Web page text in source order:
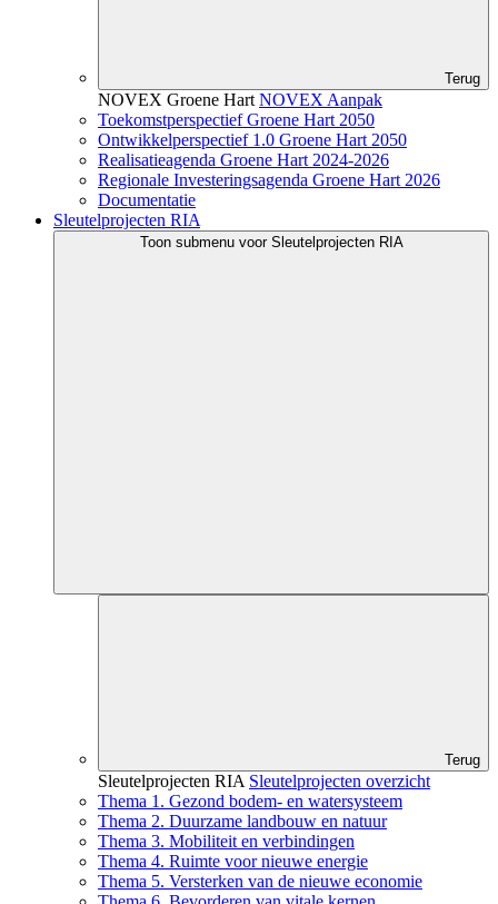
Terug
NOVEX Groene Hart NOVEX Aanpak
Toekomstperspectief Groene Hart 2050
Ontwikkelperspectief 1.0 Groene Hart 2050
Realisatieagenda Groene Hart 2024-2026
Regionale Investeringsagenda Groene Hart 2026
Documentatie
Sleutelprojecten RIA
Toon submenu voor Sleutelprojecten RIA
Terug
Sleutelprojecten RIA Sleutelprojecten overzicht
Thema 1. Gezond bodem- en watersysteem
Thema 2. Duurzame landbouw en natuur
Thema 3. Mobiliteit en verbindingen
Thema 4. Ruimte voor nieuwe energie
Thema 5. Versterken van de nieuwe economie